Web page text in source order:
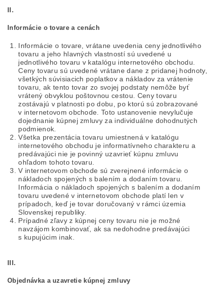
II.
Informácie o tovare a cenách
Informácie o tovare, vrátane uvedenia ceny jednotlivého
tovaru a jeho hlavných vlastností sú uvedené u
jednotlivého tovaru v katalógu internetového obchodu.
Ceny tovaru sú uvedené vrátane dane z pridanej hodnoty,
všetkých súvisiacich poplatkov a nákladov za vrátenie
tovaru, ak tento tovar zo svojej podstaty nemôže byť
vrátený obvyklou poštovnou cestou. Ceny tovaru
zostávajú v platnosti po dobu, po ktorú sú zobrazované
v internetovom obchode. Toto ustanovenie nevylučuje
dojednanie kúpnej zmluvy za individuálne dohodnutých
podmienok.
Všetka prezentácia tovaru umiestnená v katalógu
internetového obchodu je informatívneho charakteru a
predávajúci nie je povinný uzavrieť kúpnu zmluvu
ohľadom tohoto tovaru.
V internetovom obchode sú zverejnené informácie o
nákladoch spojených s balením a dodaním tovaru.
Informácia o nákladoch spojených s balením a dodaním
tovaru uvedené v internetovom obchode platí len v
prípadoch, keď je tovar doručovaný v rámci územia
Slovenskej republiky.
Prípadné zľavy z kúpnej ceny tovaru nie je možné
navzájom kombinovať, ak sa nedohodne predávajúci
s kupujúcim inak.
III.
Objednávka a uzavretie kúpnej zmluvy